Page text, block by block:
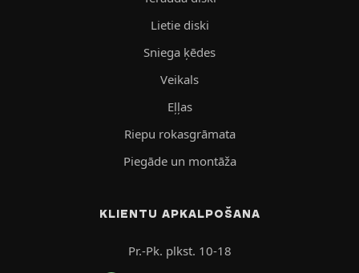
Lietie diski
Sniega ķēdes
Veikals
Eļļas
Riepu rokasgrāmata
Piegāde un montāža
KLIENTU APKALPOŠANA
Pr.-Pk. plkst. 10-18